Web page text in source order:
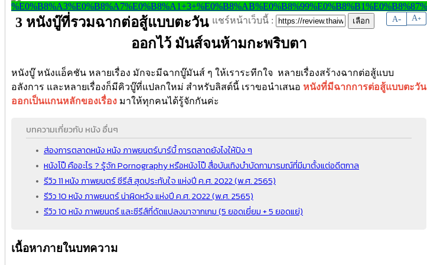
A- A+
แชร์หน้าเว็บนี้ :
3 หนังบู๊ที่รวมฉากต่อสู้แบบตะวัน
ออกไว้ มันส์จนห้ามกะพริบตา
หนังบู๊ หนังแอ็คชัน หลายเรื่อง มักจะมีฉากบู๊มันส์ ๆ ให้เราระทีกใจ หลายเรื่องสร้างฉากต่อสู้แบบ
อลังการ และหลายเรื่องก็มีคิวบู๊ที่แปลกใหม่ สำหรับลิสต์นี้ เราขอนำเสนอ หนังที่มีฉากการต่อสู้แบบตะวัน
ออกเป็นแกนหลักของเรื่อง มาให้ทุกคนได้รู้จักกันค่ะ
บทความเกี่ยวกับ หนัง อื่นๆ
ส่องการตลาดหนัง หนัง ภาพยนตร์บาร์บี้ การตลาดยังไงให้ปัง ๆ
หนังโป๊ คืออะไร ? รู้จัก Pornography หรือหนังโป๊ สื่อบันเทิงบำบัดกามารมณ์ที่มีมาตั้งแต่อดีตกาล
รีวิว 11 หนัง ภาพยนตร์ ซีรีส์ สุดประทับใจ แห่งปี ค.ศ. 2022 (พ.ศ. 2565)
รีวิว 10 หนัง ภาพยนตร์ น่าผิดหวัง แห่งปี ค.ศ. 2022 (พ.ศ. 2565)
รีวิว 10 หนัง ภาพยนตร์ และซีรีส์ที่ดัดแปลงมาจากเกม (5 ยอดเยี่ยม + 5 ยอดแย่)
เนื้อหาภายในบทความ